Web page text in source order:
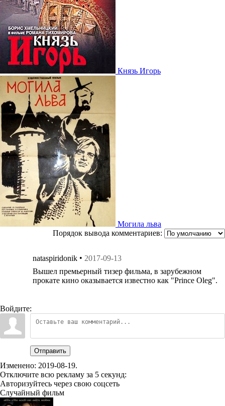
Князь Игорь
Могила льва
Порядок вывода комментариев:
nataspiridonik • 2017-09-13
Вышел премьерный тизер фильма, в зарубежном
прокате кино оказывается известно как "Prince Oleg".
Войдите:
Отправить
Изменено: 2019-08-19.
Отключите всю рекламу за 5 секунд:
Авторизуйтесь через свою соцсеть
Случайный фильм